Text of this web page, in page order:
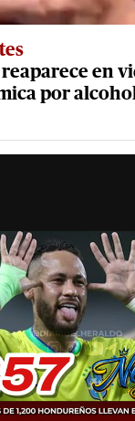
en
por alcohol